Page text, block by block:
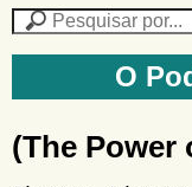
n
h
o
n
e
n
F
m
e
s
O
(The Power